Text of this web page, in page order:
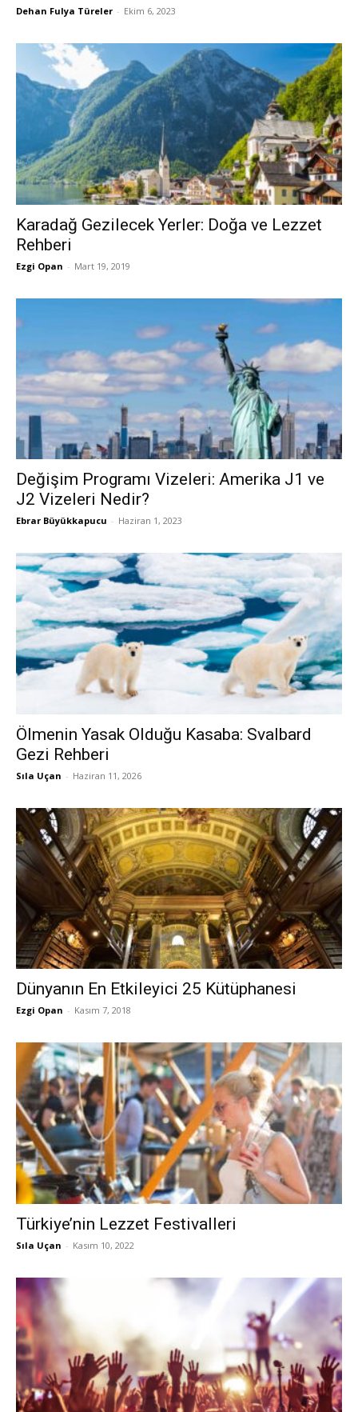
Dehan Fulya Türeler - Ekim 6, 2023
Karadağ Gezilecek Yerler: Doğa ve Lezzet
Rehberi
Ezgi Opan - Mart 19, 2019
Değişim Programı Vizeleri: Amerika J1 ve
J2 Vizeleri Nedir?
Ebrar Büyükkapucu - Haziran 1, 2023
Ölmenin Yasak Olduğu Kasaba: Svalbard
Gezi Rehberi
Sıla Uçan - Haziran 11, 2026
Dünyanın En Etkileyici 25 Kütüphanesi
Ezgi Opan - Kasım 7, 2018
Türkiye’nin Lezzet Festivalleri
Sıla Uçan - Kasım 10, 2022